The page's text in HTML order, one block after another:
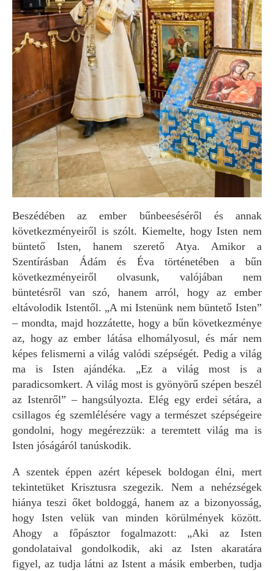
Beszédében az ember bűnbeeséséről és annak
következményeiről is szólt. Kiemelte, hogy Isten nem
büntető Isten, hanem szerető Atya. Amikor a
Szentírásban Ádám és Éva történetében a bűn
következményeiről olvasunk, valójában nem
büntetésről van szó, hanem arról, hogy az ember
eltávolodik Istentől. „A mi Istenünk nem büntető Isten”
– mondta, majd hozzátette, hogy a bűn következménye
az, hogy az ember látása elhomályosul, és már nem
képes felismerni a világ valódi szépségét. Pedig a világ
ma is Isten ajándéka. „Ez a világ most is a
paradicsomkert. A világ most is gyönyörű szépen beszél
az Istenről” – hangsúlyozta. Elég egy erdei sétára, a
csillagos ég szemlélésére vagy a természet szépségeire
gondolni, hogy megérezzük: a teremtett világ ma is
Isten jóságáról tanúskodik.
A szentek éppen azért képesek boldogan élni, mert
tekintetüket Krisztusra szegezik. Nem a nehézségek
hiánya teszi őket boldoggá, hanem az a bizonyosság,
hogy Isten velük van minden körülmények között.
Ahogy a főpásztor fogalmazott: „Aki az Isten
gondolataival gondolkodik, aki az Isten akaratára
figyel, az tudja látni az Istent a másik emberben, tudja